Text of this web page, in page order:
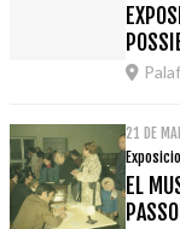
21 DE
EL